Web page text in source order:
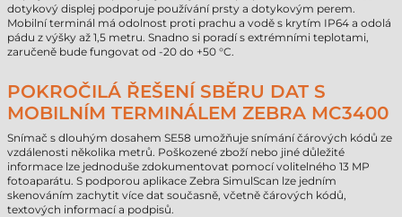
dotykový displej podporuje používání prsty a dotykovým perem.
Mobilní terminál má odolnost proti prachu a vodě s krytím IP64 a odolá
pádu z výšky až 1,5 metru. Snadno si poradí s extrémními teplotami,
zaručeně bude fungovat od -20 do +50 °C.
POKROČILÁ ŘEŠENÍ SBĚRU DAT S
MOBILNÍM TERMINÁLEM ZEBRA MC3400
Snímač s dlouhým dosahem SE58 umožňuje snímání čárových kódů ze
vzdálenosti několika metrů. Poškozené zboží nebo jiné důležité
informace lze jednoduše zdokumentovat pomocí volitelného 13 MP
fotoaparátu. S podporou aplikace Zebra SimulScan lze jedním
skenováním zachytit více dat současně, včetně čárových kódů,
textových informací a podpisů.